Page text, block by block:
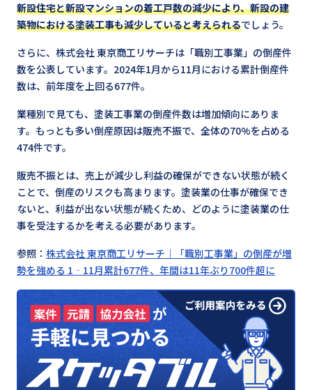
新設住宅と新設マンションの着工戸数の減少により、新設の建
築物における塗装工事も減少していると考えられるでしょう。
さらに、株式会社 東京商工リサーチは「職別工事業」の倒産件
数を公表しています。2024年1月から11月における累計倒産件
数は、前年度を上回る677件。
業種別で見ても、塗装工事業の倒産件数は増加傾向にありま
す。もっとも多い倒産原因は販売不振で、全体の70%を占める
474件です。
販売不振とは、売上が減少し利益の確保ができない状態が続く
ことで、倒産のリスクも高まります。塗装業の仕事が確保でき
ないと、利益が出ない状態が続くため、どのように塗装業の仕
事を受注するかを考える必要があります。
参照： 株式会社 東京商工リサーチ｜「職別工事業」の倒産が増
勢を強める 1‐11月累計677件、年間は11年ぶり700件超に